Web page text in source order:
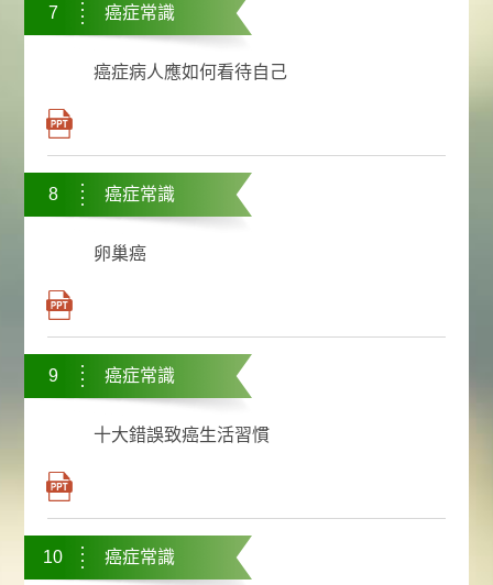
7 癌症常識
癌症病人應如何看待自己
8 癌症常識
卵巢癌
9 癌症常識
十大錯誤致癌生活習慣
10 癌症常識